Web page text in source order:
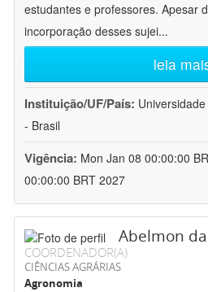
estudantes e professores. Apesar
incorporação desses sujei...
leia
Instituição/UF/País:
- Brasil
Vigência: Mon Jan 08 00:00:00
00:00:00 BRT 2027
Abelmon
COORDENADOR(A)
CIÊNCIAS AGRÁRIAS
Agronomia